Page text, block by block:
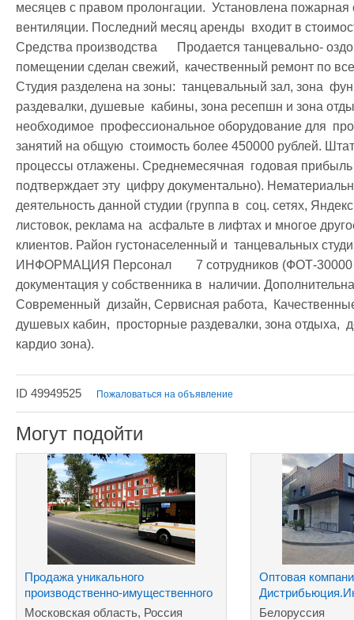
месяцев с правом пролонгации.  Установлена
вентиляции. Последний месяц аренды  входит в
Средства производства	   Продается танцевально- оздоровительная студия в Московском  районе. В
помещении сделан свежий,  качественный ремонт по
Студия разделена на зоны:  танцевальный зал, зона
раздевалки, душевые  кабины, зона ресепшн и зона
необходимое  профессиональное оборудование для
занятий на общую  стоимость более 450000 рублей.
процессы отлажены. Среднемесячная  годовая прибыль
подтверждает эту  цифру документально). Нематериальные активы	   Активно
деятельность данной студии (группа в  соц. сетях,
листовок, реклама на  асфальте в лифтах и многое
клиентов. Район густонаселенный и  танцевальных
ИНФОРМАЦИЯ Персонал	 7 сотрудников (ФОТ-30000 рублей) Документы, лицензии	 Вся
документация у собственника в  наличии. Дополнительная информация	   В
Современный  дизайн, Сервисная работа,
душевых кабин,  просторные раздевалки, зона отдыха,
кардио зона).
ID 49949525 Пожаловаться на объявление
Могут подойти
Продажа уникального
производственно-имущественного
комплекса
Московская область, Россия
Оптовая
хозтовары
Белоруссия